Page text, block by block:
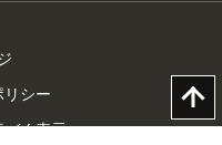
リシー
づく表示